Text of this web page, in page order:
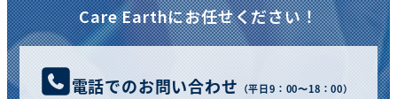
Care Earthにお任せください！
電話でのお問い合わせ （平日9：00〜18：00）